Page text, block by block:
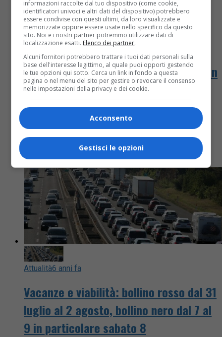
Cronaca6 anni fa
Anziana donna di Biella si sente male in
casa, devono intervenire i vigili del
fuoco
BIELLA – Momenti di paura questa mattina, verso le
ore 10, in via Pozzo a Biella. Un’anziana donna si è
sentita male in casa. E’ riuscita...
Attualità6 anni fa
Vacanze e viabilità: bollino rosso dal 31
luglio al 2 agosto, bollino nero dal 7 al
9 in particolare sabato 8
informazioni raccolte dal tuo dispositivo (come cookie,
identificatori univoci e altri dati del dispositivo) potrebbero
essere condivise con questi ultimi, da loro visualizzate e
memorizzate oppure essere usate nello specifico da questo
sito. Noi e i nostri partner potremmo utilizzare dati di
localizzazione esatti. Elenco dei partner.
Alcuni fornitori potrebbero trattare i tuoi dati personali sulla
base dell'interesse legittimo, al quale puoi opporti gestendo
le tue opzioni qui sotto. Cerca un link in fondo a questa
pagina o nel menu del sito per gestire o revocare il consenso
nelle impostazioni della privacy e dei cookie.
Acconsento
Gestisci le opzioni